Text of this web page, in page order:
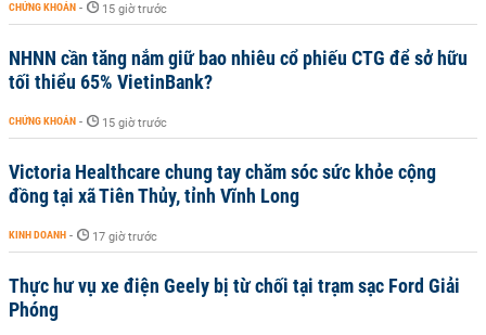
CHỨNG KHOÁN - 15 giờ trước
NHNN cần tăng nắm giữ bao nhiêu cổ phiếu CTG để sở hữu
tối thiểu 65% VietinBank?
CHỨNG KHOÁN - 15 giờ trước
Victoria Healthcare chung tay chăm sóc sức khỏe cộng
đồng tại xã Tiên Thủy, tỉnh Vĩnh Long
KINH DOANH - 17 giờ trước
Thực hư vụ xe điện Geely bị từ chối tại trạm sạc Ford Giải
Phóng